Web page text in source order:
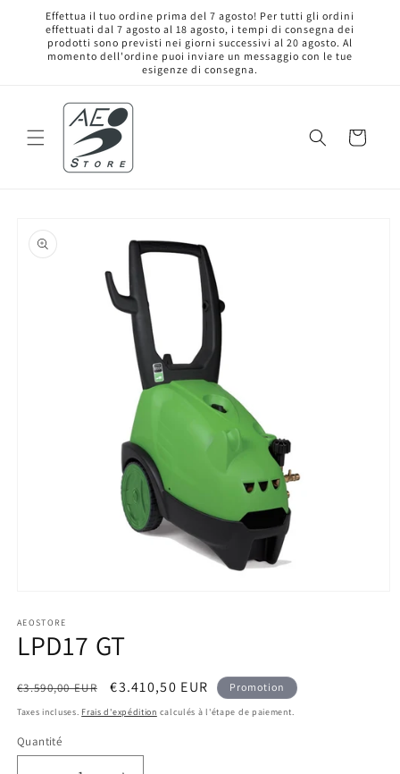
passer
contenu
Effettua il tuo ordine prima del 7 agosto! Per tutti gli ordini
effettuati dal 7 agosto al 18 agosto, i tempi di consegna dei
prodotti sono previsti nei giorni successivi al 20 agosto. Al
momento dell'ordine puoi inviare un messaggio con le tue
esigenze di consegna.
Panier
informations
produits
média
1
dans
modale
AEOSTORE
LPD17 GT
Prix
habituel
€3.590,00 EUR
Prix
promotionnel
€3.410,50 EUR Promotion
Taxes incluses. Frais d'expédition calculés à l'étape de paiement.
Quantité
Quantité